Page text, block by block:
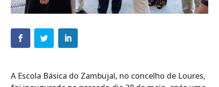
A Escola Básica do Zambujal, no concelho de Loures,